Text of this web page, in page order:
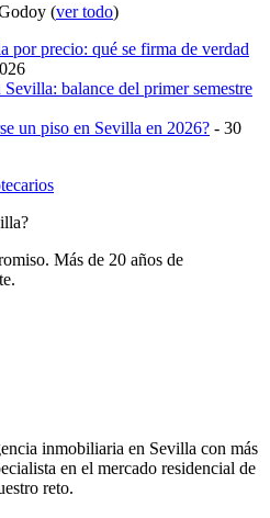
(ver todo)
por precio: qué se firma de verdad
balance del primer semestre
un piso en Sevilla en 2026? - 30
Más de 20 años de
inmobiliaria en Sevilla con más
en el mercado residencial de
reto.